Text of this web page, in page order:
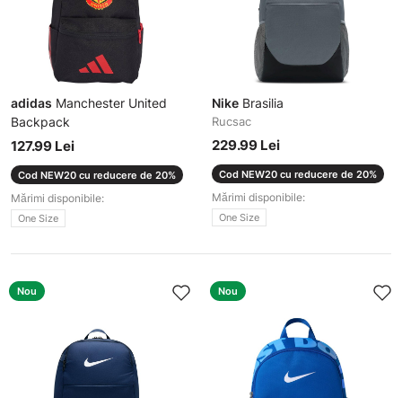
adidas Manchester United
Backpack
Rucsac
127.99 Lei
Cod NEW20 cu reducere de 20%
Mărimi disponibile:
One Size
Nike Brasilia
Rucsac
229.99 Lei
Cod NEW20 cu reducere de 20%
Mărimi disponibile:
One Size
Nou Nou